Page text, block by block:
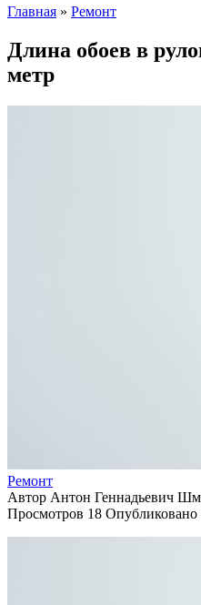
Главная » Ремонт
Длина обоев в
метр
Ремонт
Автор Антон Геннадьевич
Просмотров 18 Опубликовано